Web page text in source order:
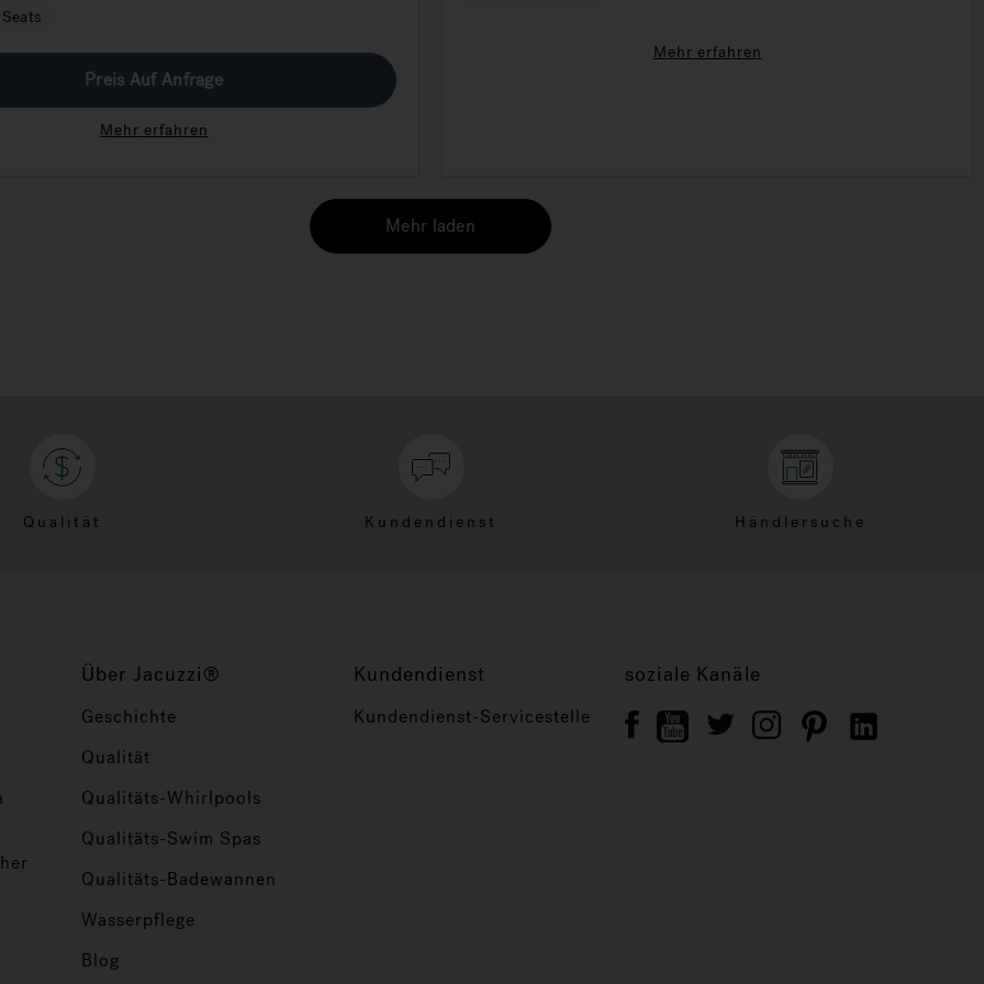
Preis Auf Anfrage
Mehr erfahren
Mehr erfahren
Mehr laden
Qualität Kundendienst Händlersuche
Über Jacuzzi®
Geschichte
Qualität
Qualitäts-Whirlpools
Qualitäts-Swim Spas
Qualitäts-Badewannen
Wasserpflege
Blog
Kundendienst
Kundendienst-Servicestelle
soziale Kanäle